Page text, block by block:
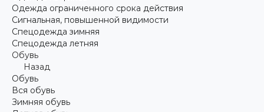
Одежда ограниченного срока действия
Сигнальная, повышенной видимости
Спецодежда зимняя
Спецодежда летняя
Обувь
Назад
Обувь
Вся обувь
Зимняя обувь